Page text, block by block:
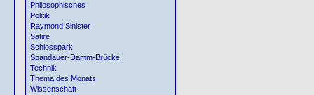
Philosophisches
Politik
Raymond Sinister
Satire
Schlosspark
Spandauer-Damm-Brücke
Technik
Thema des Monats
Wissenschaft